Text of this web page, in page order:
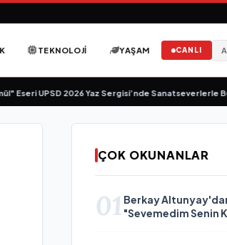
TEKNOLOJI YAŞAM CANLI
UPSD 2026 Yaz Sergisi’nde Sanatseverlerle
ÇOK OKUNANLAR
01 Berkay
"Sevemedim Senin